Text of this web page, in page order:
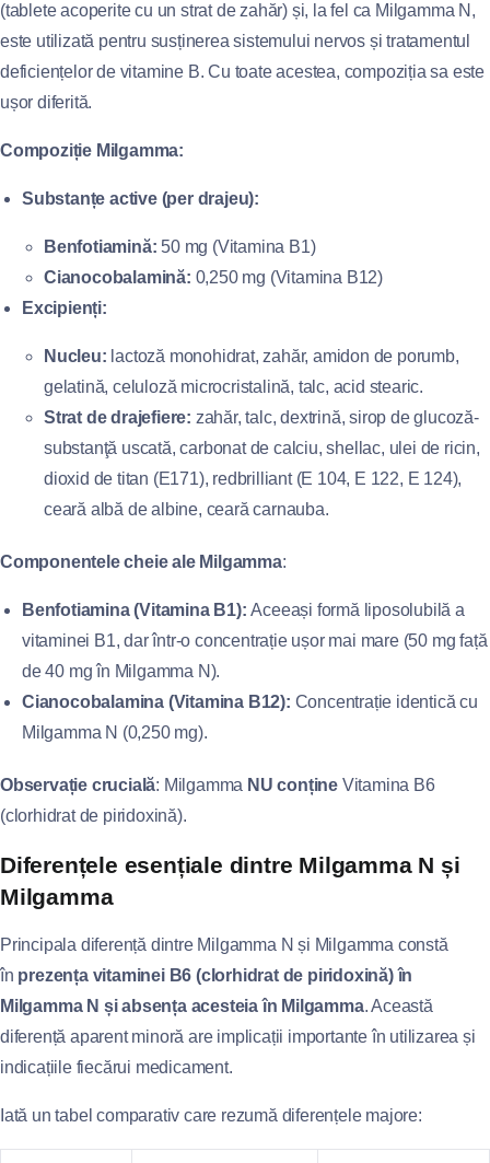
(tablete acoperite cu un strat de zahăr) și, la fel ca Milgamma N,
este utilizată pentru susținerea sistemului nervos și tratamentul
deficiențelor de vitamine B. Cu toate acestea, compoziția sa este
ușor diferită.
Compoziție Milgamma:
Substanțe active (per drajeu):
Benfotiamină: 50 mg (Vitamina B1)
Cianocobalamină: 0,250 mg (Vitamina B12)
Excipienți:
Nucleu: lactoză monohidrat, zahăr, amidon de porumb,
gelatină, celuloză microcristalină, talc, acid stearic.
Strat de drajefiere: zahăr, talc, dextrină, sirop de glucoză-
substanţă uscată, carbonat de calciu, shellac, ulei de ricin,
dioxid de titan (E171), redbrilliant (E 104, E 122, E 124),
ceară albă de albine, ceară carnauba.
Componentele cheie ale Milgamma:
Benfotiamina (Vitamina B1): Aceeași formă liposolubilă a
vitaminei B1, dar într-o concentrație ușor mai mare (50 mg față
de 40 mg în Milgamma N).
Cianocobalamina (Vitamina B12): Concentrație identică cu
Milgamma N (0,250 mg).
Observație crucială: Milgamma NU conține Vitamina B6
(clorhidrat de piridoxină).
Diferențele esențiale dintre Milgamma N și
Milgamma
Principala diferență dintre Milgamma N și Milgamma constă
în prezența vitaminei B6 (clorhidrat de piridoxină) în
Milgamma N și absența acesteia în Milgamma. Această
diferență aparent minoră are implicații importante în utilizarea și
indicațiile fiecărui medicament.
Iată un tabel comparativ care rezumă diferențele majore: